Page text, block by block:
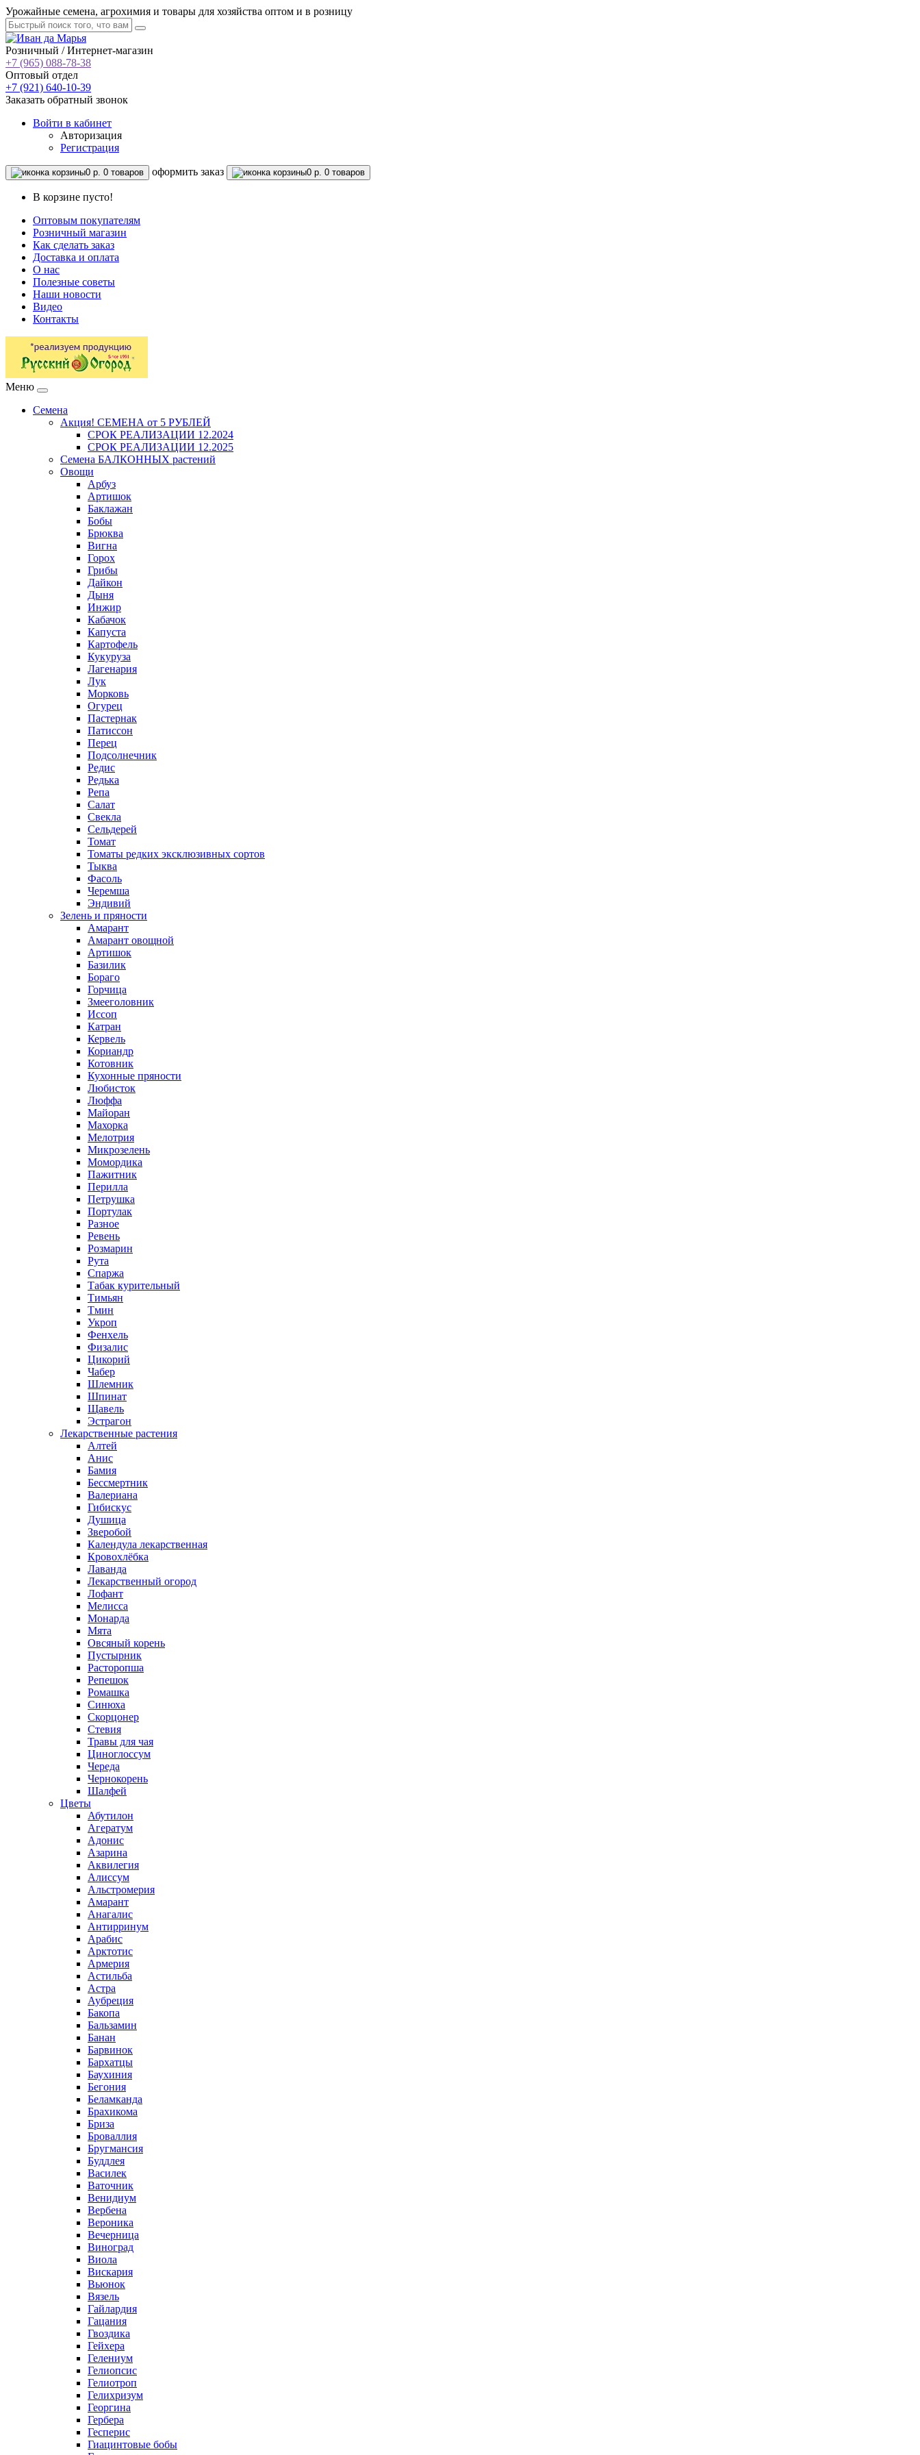
Урожайные семена, агрохимия и товары для хозяйства оптом и в розницу
Розничный / Интернет-магазин
+7 (965) 088-78-38
Оптовый отдел
+7 (921) 640-10-39
Заказать обратный звонок
Войти в кабинет
Авторизация
Регистрация
0 р. 0 товаров oформить заказ 0 р. 0 товаров
В корзине пусто!
Оптовым покупателям
Розничный магазин
Как сделать заказ
Доставка и оплата
О нас
Полезные советы
Наши новости
Видео
Контакты
Меню
Семена
Акция! СЕМЕНА от 5 РУБЛЕЙ
СРОК РЕАЛИЗАЦИИ 12.2024
СРОК РЕАЛИЗАЦИИ 12.2025
Семена БАЛКОННЫХ растений
Овощи
Арбуз
Артишок
Баклажан
Бобы
Брюква
Вигна
Горох
Грибы
Дайкон
Дыня
Инжир
Кабачок
Капуста
Картофель
Кукуруза
Лагенария
Лук
Морковь
Огурец
Пастернак
Патиссон
Перец
Подсолнечник
Редис
Редька
Репа
Салат
Свекла
Сельдерей
Томат
Томаты редких эксклюзивных сортов
Тыква
Фасоль
Черемша
Эндивий
Зелень и пряности
Амарант
Амарант овощной
Артишок
Базилик
Бораго
Горчица
Змееголовник
Иссоп
Катран
Кервель
Кориандр
Котовник
Кухонные пряности
Любисток
Люффа
Майоран
Махорка
Мелотрия
Микрозелень
Момордика
Пажитник
Перилла
Петрушка
Портулак
Разное
Ревень
Розмарин
Рута
Спаржа
Табак курительный
Тимьян
Тмин
Укроп
Фенхель
Физалис
Цикорий
Чабер
Шлемник
Шпинат
Щавель
Эстрагон
Лекарственные растения
Алтей
Анис
Бамия
Бессмертник
Валериана
Гибискус
Душица
Зверобой
Календула лекарственная
Кровохлёбка
Лаванда
Лекарственный огород
Лофант
Мелисса
Монарда
Мята
Овсяный корень
Пустырник
Расторопша
Репешок
Ромашка
Синюха
Скорцонер
Стевия
Травы для чая
Циноглоссум
Череда
Чернокорень
Шалфей
Цветы
Абутилон
Агератум
Адонис
Азарина
Аквилегия
Алиссум
Альстромерия
Амарант
Анагалис
Антирринум
Арабис
Арктотис
Армерия
Астильба
Астра
Аубреция
Бакопа
Бальзамин
Банан
Барвинок
Бархатцы
Баухиния
Бегония
Беламканда
Брахикома
Бриза
Броваллия
Бругмансия
Буддлея
Василек
Ваточник
Венидиум
Вербена
Вероника
Вечерница
Виноград
Виола
Вискария
Вьюнок
Вязель
Гайлардия
Гацания
Гвоздика
Гейхера
Гелениум
Гелиопсис
Гелиотроп
Гелихризум
Георгина
Гербера
Гесперис
Гиацинтовые бобы